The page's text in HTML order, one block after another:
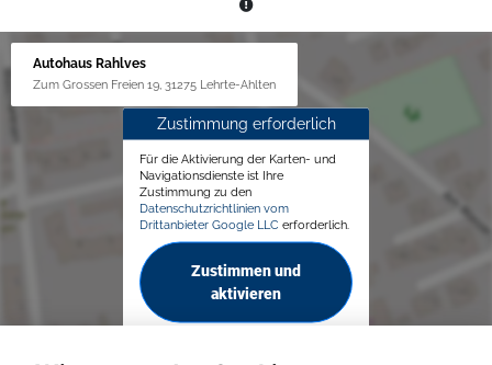
Autohaus Rahlves
Zum Grossen Freien 19, 31275 Lehrte-Ahlten
Zustimmung erforderlich
Für die Aktivierung der Karten- und
Navigationsdienste ist Ihre
Zustimmung zu den
Datenschutzrichtlinien vom
Drittanbieter Google LLC erforderlich.
Zustimmen und
aktivieren